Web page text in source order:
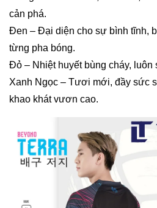
cản phá.
Đen – Đại diện cho sự bình tĩnh,
từng pha bóng.
Đỏ – Nhiệt huyết bùng cháy, luôn
Xanh Ngọc – Tươi mới, đầy sức
khao khát vươn cao.